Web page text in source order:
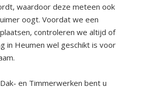
waardoor deze meteen ook
oogt. Voordat we een
controleren we altijd of
in Heumen wel geschikt is voor
en Timmerwerken bent u